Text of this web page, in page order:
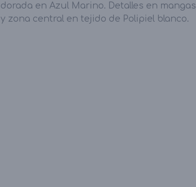
dorada en Azul Marino. Detalles en mangas
y zona central en tejido de Polipiel blanco.